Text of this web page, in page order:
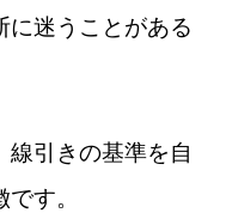
に迷うことがある
線引きの基準を自
す。